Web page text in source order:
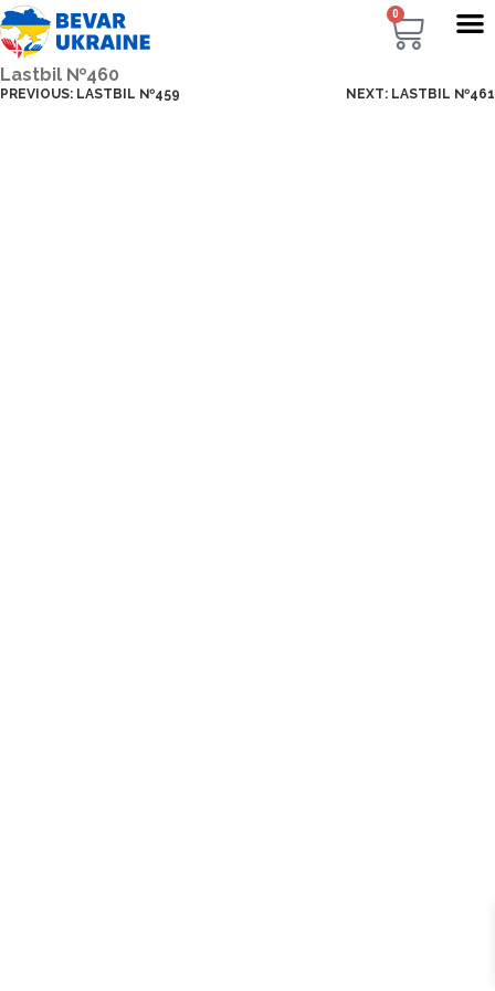
0
Lastbil №460
PREVIOUS: LASTBIL №459 NEXT: LASTBIL №461